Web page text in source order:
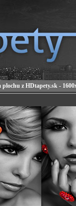
plochu z HDtapety.sk -